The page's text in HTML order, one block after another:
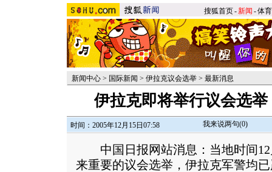
搜狐首页-新闻 -体育
新闻中心 > 国际新闻 > 伊拉克议会选举 > 最新消息
伊拉克即将举行议会选
时间：2005年12月15日07:58 我来说两句(0)
中国日报网站消息：当地时间12
来重要的议会选举，伊拉克军警均